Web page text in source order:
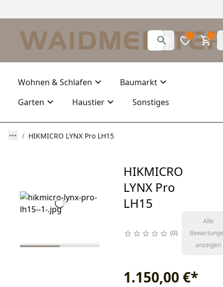
0 0
Wohnen & Schlafen
Baumarkt
Garten
Haustier Sonstiges
HIKMICRO LYNX Pro LH15
HIKMICRO
LYNX Pro
LH15
0
Alle
anzeigen
1.150,00 €*